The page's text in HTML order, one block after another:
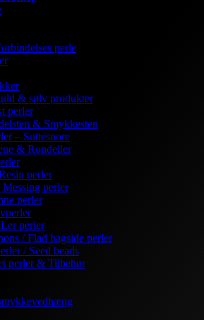
perle
& sølv produkter
perler
& Smykkesten
– Suttesnore
& Rondeller
perler
perler
perler
perler
/ Flad bagside perler
/ Seed beads
perler & Tilbehør